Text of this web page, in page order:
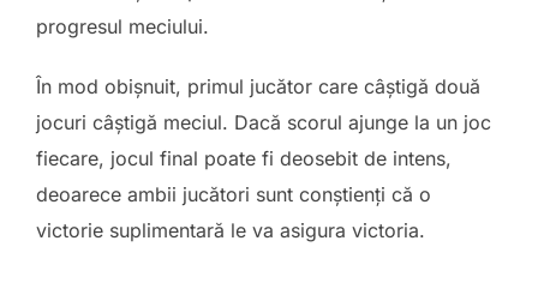
progresul meciului.
În mod obișnuit, primul jucător care câștigă două
jocuri câștigă meciul. Dacă scorul ajunge la un joc
fiecare, jocul final poate fi deosebit de intens,
deoarece ambii jucători sunt conștienți că o
victorie suplimentară le va asigura victoria.